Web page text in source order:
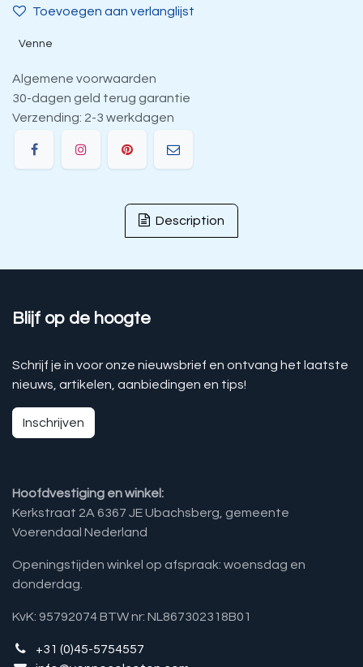
Toevoegen aan verlanglijst
Venne
Algemene voorwaarden
30-dagen geld terug garantie
Verzending: 2-3 werkdagen
Description
Blijf op de hoogte
Schrijf je in voor onze nieuwsbrief en ontvang het laatste
nieuws, artikelen, aanbiedingen en tips!
Inschrijven
Hoofdvestiging en winkel:
Kerkstraat 2A 6367 JE Ubachsberg, gemeente
Voerendaal Nederland
Openingstijden winkel op afspraak: woensdag en
donderdag.
KvK: 95792074 BTW nr: NL867302318B01
+31 (0)45-5754557